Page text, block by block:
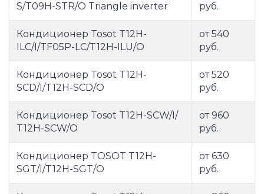
S/T09H-STR/O Triangle inverter
руб.
Кондиционер Tosot T12H-
ILC/I/TF05P-LC/T12H-ILU/O
от 540
руб.
Кондиционер Tosot T12H-
SCD/I/T12H-SCD/O
от 520
руб.
Кондиционер Tosot T12H-SCW/I/
T12H-SCW/O
от 960
руб.
Кондиционер TOSOT T12H-
SGT/I/T12H-SGT/O
от 630
руб.